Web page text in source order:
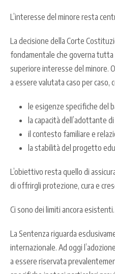
L’interesse del minore resta
La decisione della Corte
fondamentale che governa tutta
superiore interesse del minore.
a essere valutata caso per caso,
le esigenze specifiche del
la capacità dell’adottante
il contesto familiare e
la stabilità del progetto
L’obiettivo resta quello di
di offrirgli protezione, cura e
Ci sono dei limiti ancora esistenti.
La Sentenza riguarda
internazionale. Ad oggi
a essere riservata